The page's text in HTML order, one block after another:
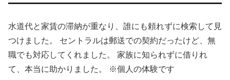
水道代と家賃の滞納が重なり、誰にも頼れずに検索して見
つけました。 セントラルは郵送での契約だったけど、無
職でも対応してくれました。 家族に知られずに借りれ
て、本当に助かりました。 ※個人の体験です